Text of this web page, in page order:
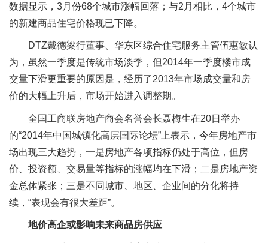
数据显示，3月份68个城市涨幅回落；与2月相比，4个城市
的新建商品住宅价格现已下降。
DTZ戴德梁行董事、华东区综合住宅服务主管伍惠敏认
为，虽然一季度是传统市场淡季，但2014年一季度楼市成
交量下滑更重要的原因是，经历了2013年市场成交量和房
价的大幅上升后，市场开始进入调整期。
全国工商联房地产商会名誉会长聂梅生在20日举办
的“2014年中国城镇化高层国际论坛”上表示，今年房地产市
场出现三大趋势，一是房地产各项指标仍处于高位，但房
价、投资额、交易量等指标的涨幅均在下滑；二是房地产资
金总体紧张；三是不同城市、地区、企业间的分化将持
续，“表现会有很大差距”。
地价高企或影响未来商品房供应